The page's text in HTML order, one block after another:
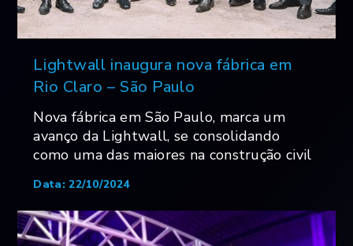
Lightwall inaugura nova fábrica em
Rio Claro – São Paulo
Nova fábrica em São Paulo, marca um
avanço da Lightwall, se consolidando
como uma das maiores na construção civil
Data: 22/10/2024